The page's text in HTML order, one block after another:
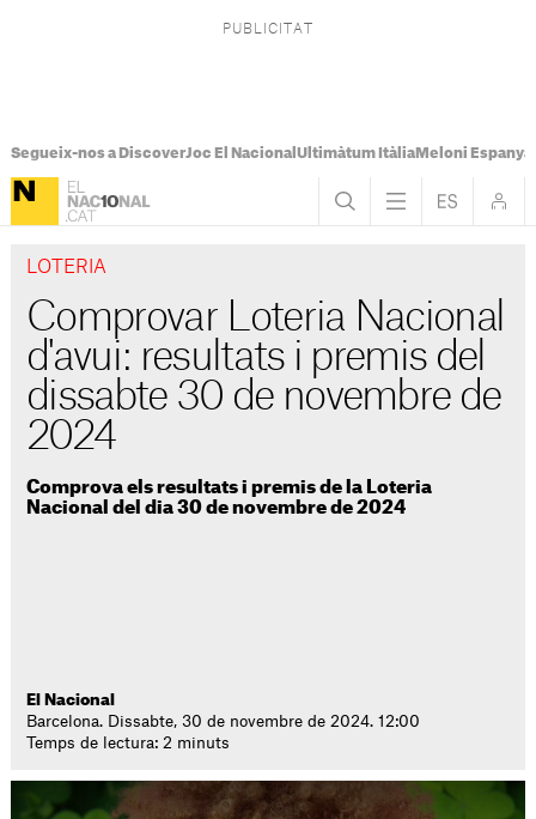
Segueix-nos a DiscoverJoc El Nacional Ultimàtum ItàliaMeloni Espanya
LOTERIA
Comprovar Loteria Nacional
d'avui: resultats i premis del
dissabte 30 de novembre de
2024
Comprova els resultats i premis de la Loteria
Nacional del dia 30 de novembre de 2024
El Nacional
Barcelona. Dissabte, 30 de novembre de 2024. 12:00
Temps de lectura: 2 minuts